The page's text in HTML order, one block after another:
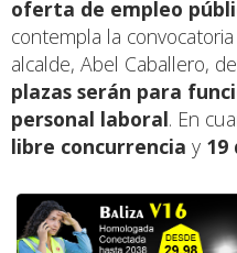
oferta de empleo
contempla la
alcalde, Abel Caballero,
plazas serán para
personal laboral. En
libre concurrencia y 19